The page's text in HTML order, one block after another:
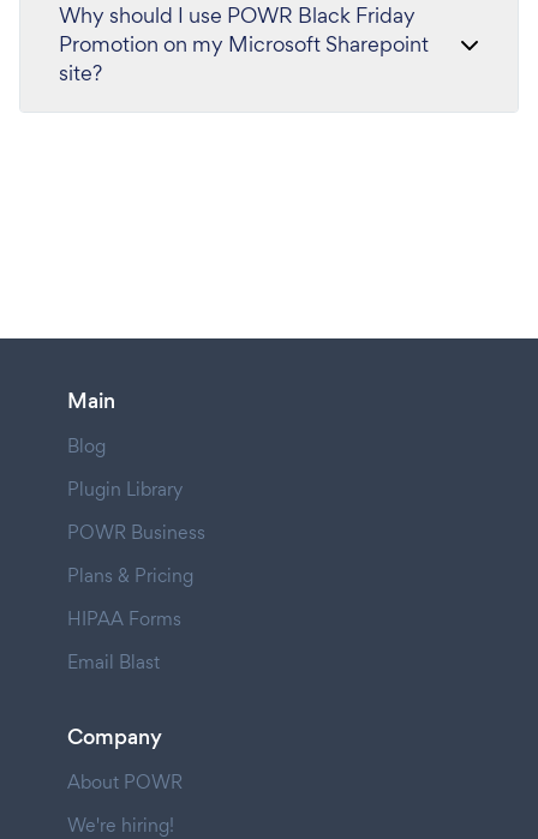
Why should I use POWR Black Friday
Promotion on my Microsoft Sharepoint
site?
Main
Blog
Plugin Library
POWR Business
Plans & Pricing
HIPAA Forms
Email Blast
Company
About POWR
We're hiring!